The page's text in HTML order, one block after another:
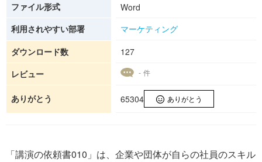
ファイル形式
Word
利用されやすい部署
マーケティング
ダウンロード数
127
レビュー
- 件
ありがとう 65304 ありがとう
「講演の依頼書010」は、企業や団体が自らの社員のスキル